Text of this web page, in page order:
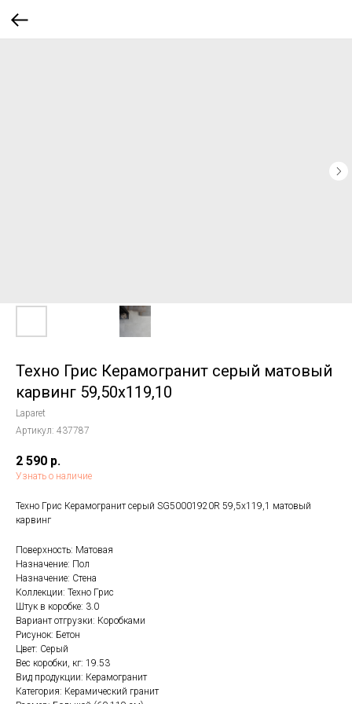
Техно Грис Керамогранит серый матовый
карвинг 59,50x119,10
Laparet
Артикул: 437787
2 590 р.
Узнать о наличие
Техно Грис Керамогранит серый SG50001920R 59,5х119,1 матовый
карвинг
Поверхность: Матовая
Назначение: Пол
Назначение: Стена
Коллекции: Техно Грис
Штук в коробке: 3.0
Вариант отгрузки: Коробками
Рисунок: Бетон
Цвет: Серый
Вес коробки, кг: 19.53
Вид продукции: Керамогранит
Категория: Керамический гранит